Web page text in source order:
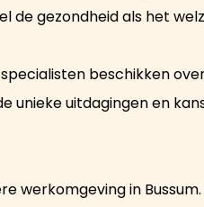
de gezondheid als het
beschikken
unieke uitdagingen en
werkomgeving in Bussum.